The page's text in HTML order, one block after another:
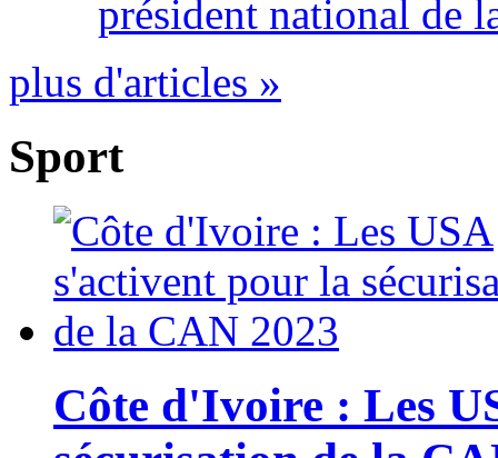
président national de
plus d'articles »
Sport
Côte d'Ivoire : Les